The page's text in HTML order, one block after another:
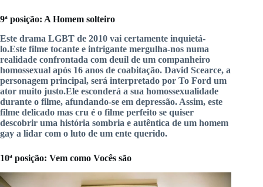
9ª posição: A Homem solteiro
Este drama LGBT de 2010 vai certamente inquietá-
lo.Este filme tocante e intrigante mergulha-nos numa
realidade confrontada com deuil de um companheiro
homossexual após 16 anos de coabitação. David Scearce, a
personagem principal, será interpretado por To Ford um
ator muito justo.Ele esconderá a sua homossexualidade
durante o filme, afundando-se em depressão. Assim, este
filme delicado mas cru é o filme perfeito se quiser
descobrir uma história sombria e autêntica de um homem
gay a lidar com o luto de um ente querido.
10ª posição: Vem como Vocês são